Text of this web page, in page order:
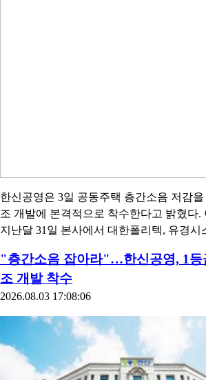
한신공영은 3일 공동주택 층간소음 저감
조 개발에 본격적으로 착수한다고 밝혔다.
지난달 31일 본사에서 대한폴리텍, 유경시
"층간소음 잡아라"…한신공영, 1등
조 개발 착수
2026.08.03 17:08:06